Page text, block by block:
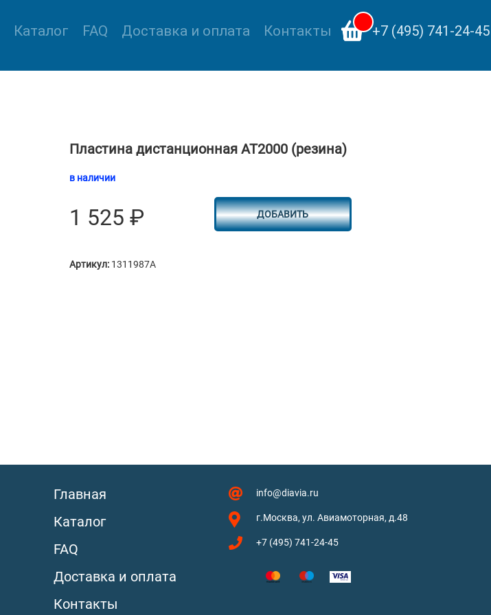
Каталог FAQ Доставка и оплата Контакты +7 (495) 741-24-45
Пластина дистанционная AT2000 (резина)
в наличии
1 525 ₽ ДОБАВИТЬ
Артикул: 1311987A
Главная
Каталог
FAQ
Доставка и оплата
Контакты
info@diavia.ru
г.Москва, ул. Авиамоторная, д.48
+7 (495) 741-24-45